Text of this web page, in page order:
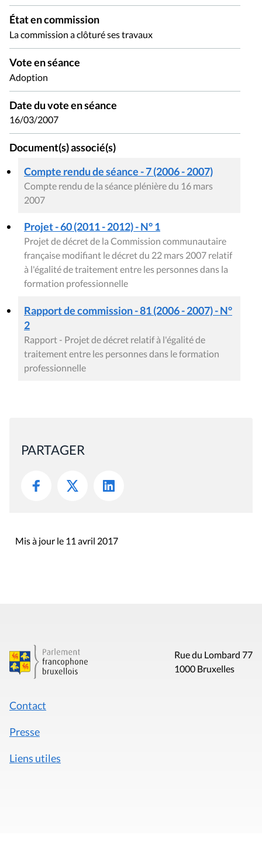
État en commission
La commission a clôturé ses travaux
Vote en séance
Adoption
Date du vote en séance
16/03/2007
Document(s) associé(s)
Compte rendu de séance - 7 (2006 - 2007)
Compte rendu de la séance plénière du 16 mars
2007
Projet - 60 (2011 - 2012) - N° 1
Projet de décret de la Commission communautaire
française modifiant le décret du 22 mars 2007 relatif
à l'égalité de traitement entre les personnes dans la
formation professionnelle
Rapport de commission - 81 (2006 - 2007) - N°
2
Rapport - Projet de décret relatif à l'égalité de
traitement entre les personnes dans le formation
professionnelle
PARTAGER
Mis à jour le 11 avril 2017
Rue du Lombard 77
1000 Bruxelles
Contact
Presse
Liens utiles